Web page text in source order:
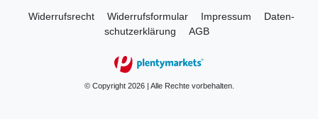
Widerrufs­recht Widerrufs­formular Impressum
Daten­
schutz­erklärung
AGB
© Copyright 2026 | Alle Rechte vorbehalten.